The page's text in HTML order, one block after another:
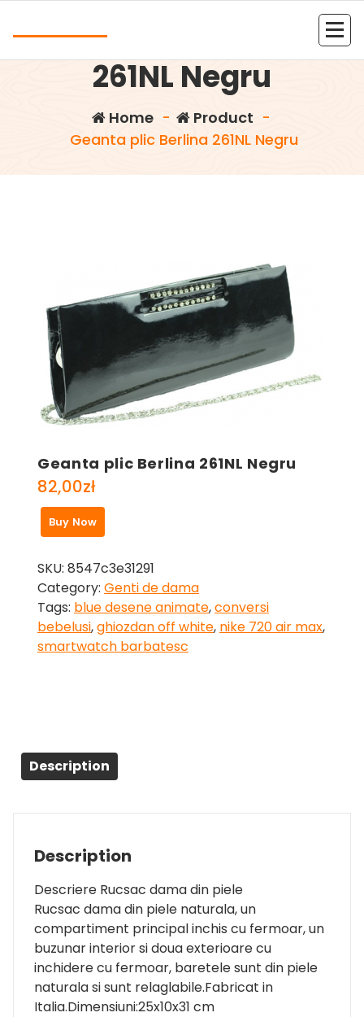
Geanta plic Berlina
261NL Negru
Home- Product -
Geanta plic Berlina 261NL Negru
Geanta plic Berlina 261NL Negru
82,00zł
Buy Now
SKU: 8547c3e31291
Category: Genti de dama
Tags: blue desene animate,conversi
bebelusi,ghiozdan off white, nike 720 air max,
smartwatch barbatesc
Description
Description
Descriere Rucsac dama din piele
Rucsac dama din piele naturala, un
compartiment principal inchis cu fermoar, un
buzunar interior si doua exterioare cu
inchidere cu fermoar, baretele sunt din piele
naturala si sunt relaglabile.Fabricat in
Italia.Dimensiuni:25x10x31 cm